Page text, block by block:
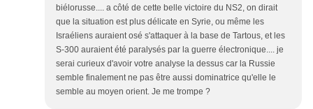
biélorusse.... a côté de cette belle victoire du NS2, on dirait
que la situation est plus délicate en Syrie, ou même les
Israéliens auraient osé s'attaquer à la base de Tartous, et les
S-300 auraient été paralysés par la guerre électronique.... je
serai curieux d'avoir votre analyse la dessus car la Russie
semble finalement ne pas être aussi dominatrice qu'elle le
semble au moyen orient. Je me trompe ?